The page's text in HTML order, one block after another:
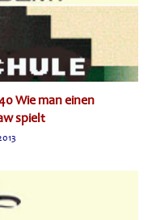
Wie man einen
spielt